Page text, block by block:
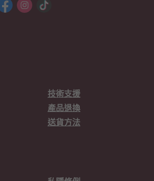
技術支援
產品退換
送貨方法